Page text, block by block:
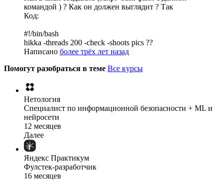
командой ) ? Как он должен выглядит ? Так
Код:
#!/bin/bash
hikka -threads 200 -check -shoots pics ??
Написано более трёх лет назад
Помогут разобраться в теме Все курсы
Нетология
Специалист по информационной безопасности + ML и
нейросети
12 месяцев
Далее
Яндекс Практикум
Фулстек-разработчик
16 месяцев